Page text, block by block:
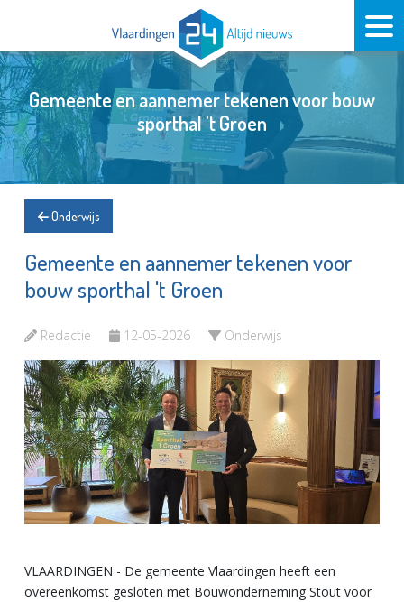
Gemeente en aannemer tekenen voor bouw
sporthal 't Groen
Onderwijs
Gemeente en aannemer tekenen voor
bouw sporthal 't Groen
Redactie 12-05-2026 Onderwijs
VLAARDINGEN - De gemeente Vlaardingen heeft een
overeenkomst gesloten met Bouwonderneming Stout voor